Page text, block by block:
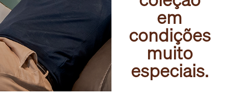
em
condições
muito
especiais.